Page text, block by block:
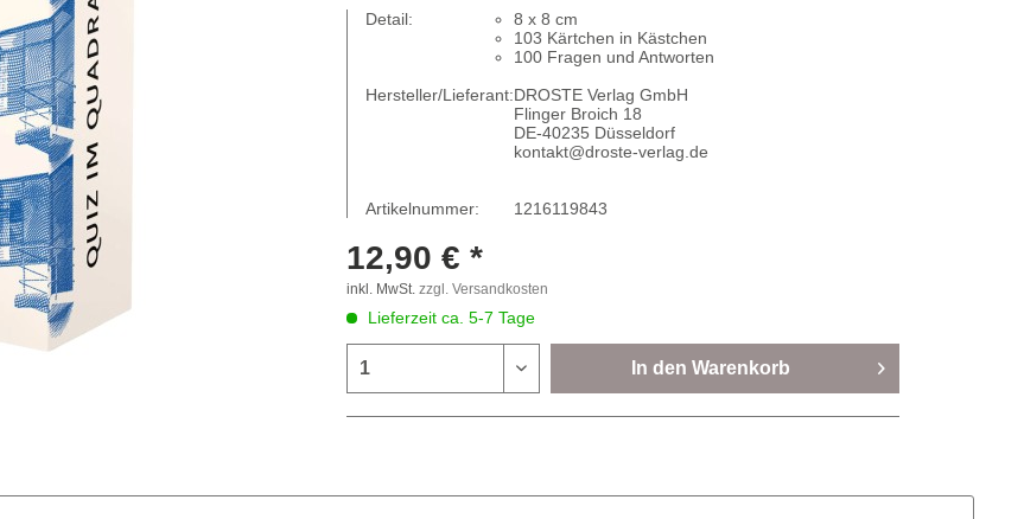
Detail:
8 x 8 cm
103 Kärtchen in Kästchen
100 Fragen und Antworten
Hersteller/Lieferant:DROSTE Verlag GmbH
Flinger Broich 18
DE-40235 Düsseldorf
kontakt@droste-verlag.de
Artikelnummer: 1216119843
12,90 € *
inkl. MwSt. zzgl. Versandkosten
Lieferzeit ca. 5-7 Tage
In den Warenkorb